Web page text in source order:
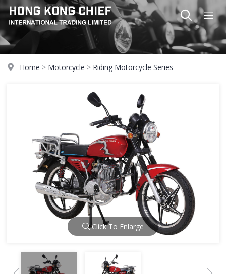
Home > Motorcycle > Riding Motorcycle Series
Click To Enlarge